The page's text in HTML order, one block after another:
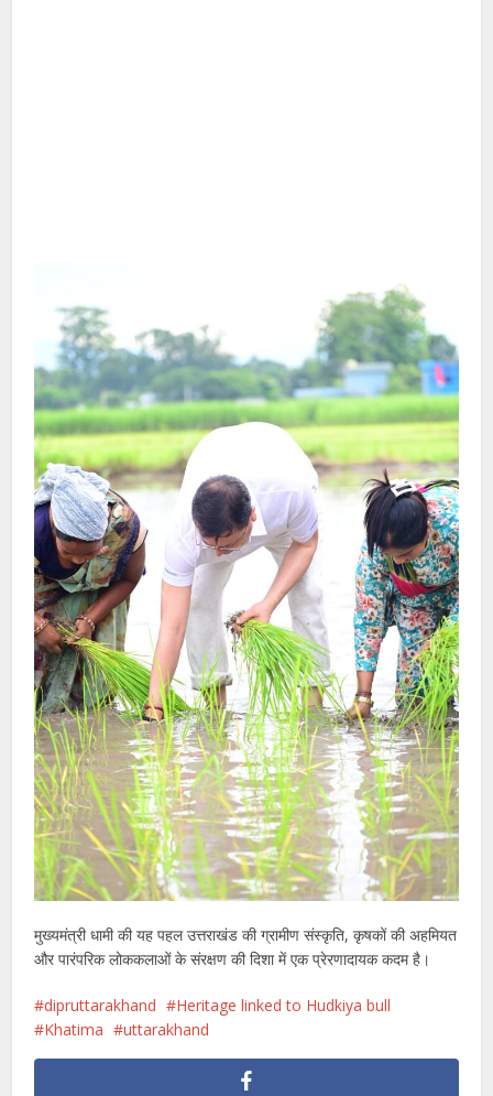
मुख्यमंत्री धामी की यह पहल उत्तराखंड की ग्रामीण संस्कृति, कृषकों की अहमियत
और पारंपरिक लोककलाओं के संरक्षण की दिशा में एक प्रेरणादायक कदम है।
dipruttarakhand
Heritage linked to Hudkiya bull
Khatima
uttarakhand